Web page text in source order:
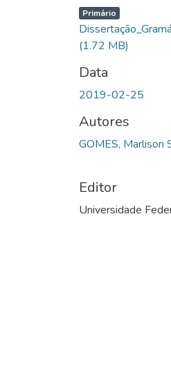
Primário
(1.72 MB)
Data
2019-02-25
Autores
GOMES, Marlison
Editor
Universidade